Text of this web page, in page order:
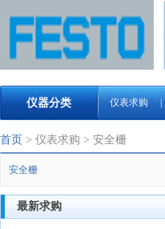
仪器分类 仪表求购
首页 > 仪表求购 > 安全栅
安全栅
最新求购